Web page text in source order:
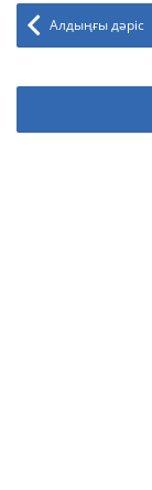
Алдыңғы дәріс